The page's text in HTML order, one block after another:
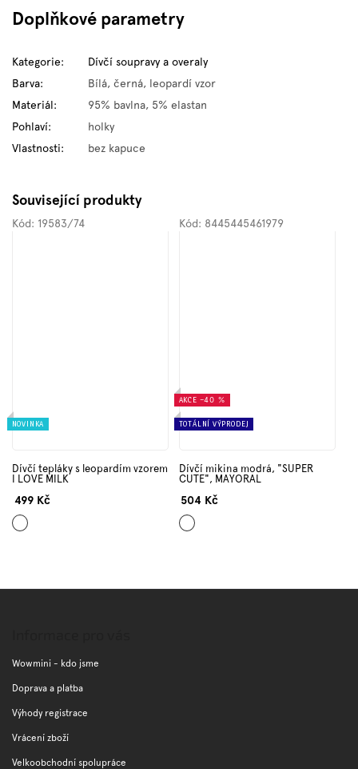
Doplňkové parametry
Kategorie:
Dívčí soupravy a overaly
Barva:
Bílá, černá, leopardí vzor
Materiál:
95% bavlna, 5% elastan
Pohlaví:
holky
Vlastnosti: bez kapuce
Související produkty
NOVINKA
Dívčí tepláky s leopardím vzorem
I LOVE MILK
499 Kč
Černá
Kód: 19583/74
AKCE –40 %
TOTÁLNÍ VÝPRODEJ
Dívčí mikina modrá, "SUPER
CUTE", MAYORAL
504 Kč
Tmavě
modrá
Kód: 8445445461979
Wowmini - kdo jsme
Doprava a platba
Výhody registrace
Vrácení zboží
Velkoobchodní spolupráce